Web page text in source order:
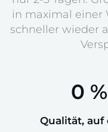
in maximal einer
schneller wieder
0
Qualität, auf